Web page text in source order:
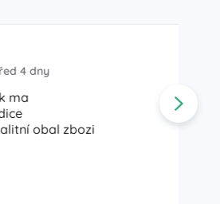
dny
obal zbozi